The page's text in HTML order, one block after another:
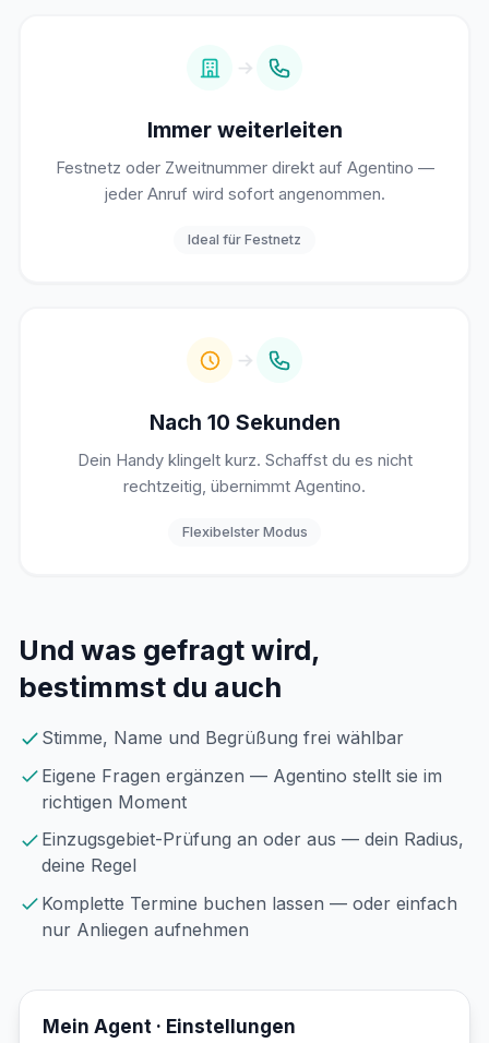
Immer weiterleiten
Festnetz oder Zweitnummer direkt auf Agentino —
jeder Anruf wird sofort angenommen.
Ideal für Festnetz
Nach 10 Sekunden
Dein Handy klingelt kurz. Schaffst du es nicht
rechtzeitig, übernimmt Agentino.
Flexibelster Modus
Und was gefragt wird,
bestimmst du auch
Stimme, Name und Begrüßung frei wählbar
Eigene Fragen ergänzen — Agentino stellt sie im
richtigen Moment
Einzugsgebiet-Prüfung an oder aus — dein Radius,
deine Regel
Komplette Termine buchen lassen — oder einfach
nur Anliegen aufnehmen
Mein Agent · Einstellungen